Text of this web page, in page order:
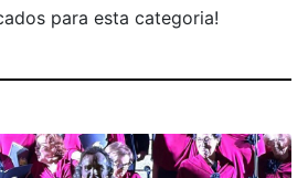
para esta categoria!